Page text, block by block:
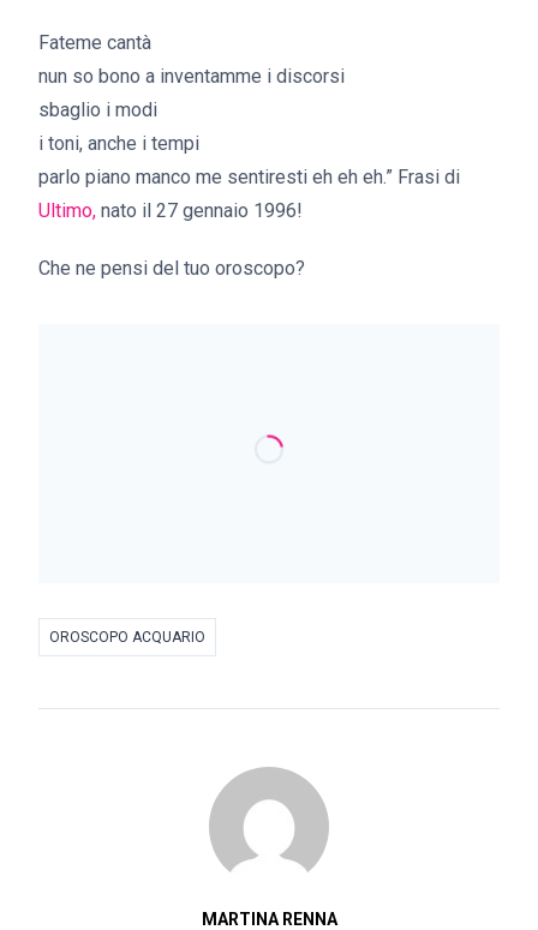
Fateme cantà
nun so bono a inventamme i discorsi
sbaglio i modi
i toni, anche i tempi
parlo piano manco me sentiresti eh eh eh.” Frasi di
Ultimo, nato il 27 gennaio 1996!
Che ne pensi del tuo oroscopo?
OROSCOPO ACQUARIO
MARTINA RENNA